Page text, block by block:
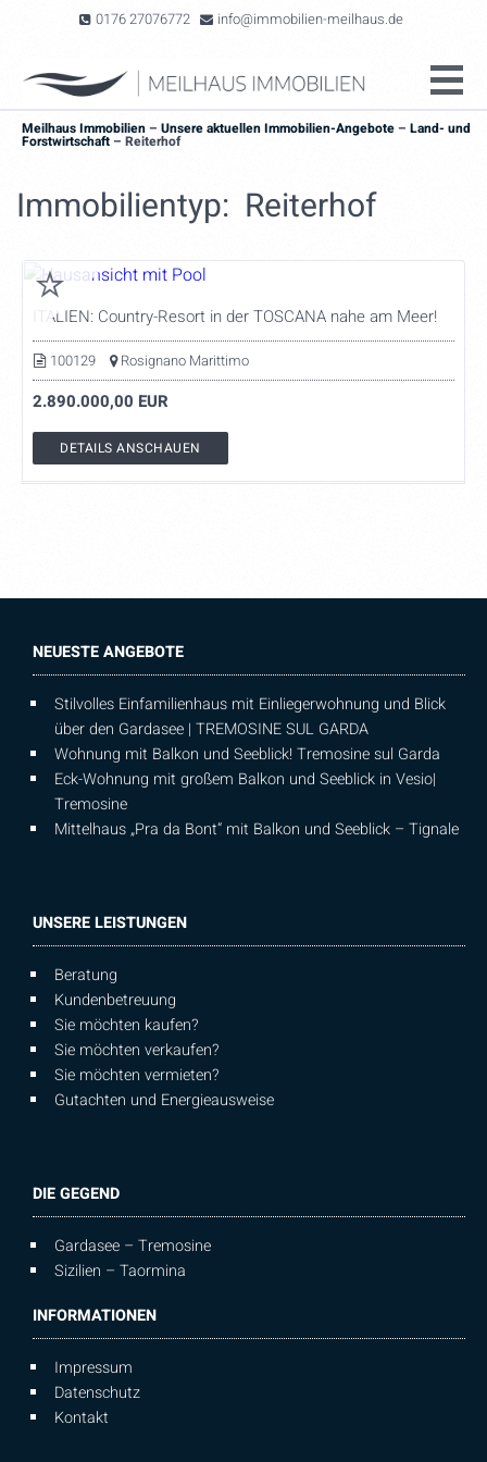
0176 27076772 info@immobilien-meilhaus.de
Meilhaus Immobilien – Unsere aktuellen Immobilien-Angebote– Land- und
Forstwirtschaft– Reiterhof
Immobilientyp: Reiterhof
ITALIEN: Country-Resort in der TOSCANA nahe am Meer!
100129 Rosignano Marittimo
2.890.000,00 EUR
DETAILS ANSCHAUEN
NEUESTE ANGEBOTE
Stilvolles Einfamilienhaus mit Einliegerwohnung und Blick
über den Gardasee | TREMOSINE SUL GARDA
Wohnung mit Balkon und Seeblick! Tremosine sul Garda
Eck-Wohnung mit großem Balkon und Seeblick in Vesio|
Tremosine
Mittelhaus „Pra da Bont“ mit Balkon und Seeblick – Tignale
UNSERE LEISTUNGEN
Beratung
Kundenbetreuung
Sie möchten kaufen?
Sie möchten verkaufen?
Sie möchten vermieten?
Gutachten und Energieausweise
DIE GEGEND
Gardasee – Tremosine
Sizilien – Taormina
INFORMATIONEN
Impressum
Datenschutz
Kontakt